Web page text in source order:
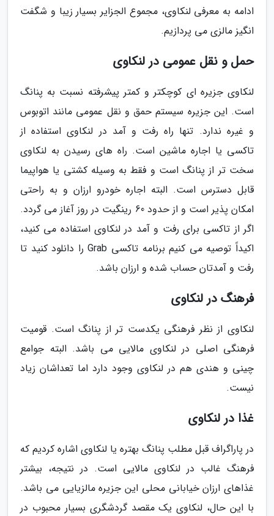
ادامه به معرفی لنکاوی، مجموع الجزایر بسیار زیبا و شگفت
انگیز مالزی می پردازیم.
حمل و نقل عمومی در لنکاوی
لنکاوی جزیره ای کوچکتر و کمتر پیشرفته نسبت به پنانگ
است. این جزیره سیستم حمق و نقل عمومی مانند اتوبوس
و غیره ندارد. تنها راه رفت و آمد در لنکاوی استفاده از
تاکسی یا اجاره ماشین است. راه های رسیدن به لنکاوی
سخت تر از پنانگ است و فقط به وسیله کشتی یا هواپیما
قابل دسترس است. البته اجاره خودرو ارزان و به راحتی
امکان پذیر است و از حدود 60 رینگیت در روز آغاز می گردد.
اگر از تاکسی برای رفت و آمد در لنکاوی استفاده می کنید،
اکیداً توصیه می کنیم برنامه تاکسی Grab را دانلود کنید تا
رفت و آمدتان حساب شده و ارزان باشد.
فرهنگ در لنکاوی
لنکاوی از نظر فرهنگی یکدست تر از پنانگ است. قومیت
فرهنگی اصلی در لنکاوی مالایی می باشد. البته جوامع
چینی و هندی هم در لنکاوی وجود دارد اما تعداشان زیاد
نیست.
غذا در لنکاوی
در پاراگراف قبل مطلب پنانگ بهتره یا لنکاوی اشاره کردیم که
فرهنگ غالب در لنکاوی مالایی است. در نتیجه، بیشتر
غذاهای ارزان خیابانی محلی این جزیره مالزیایی می باشد.
با این حال، لنکاوی یک مقصد گردشگری بسیار محبوب در